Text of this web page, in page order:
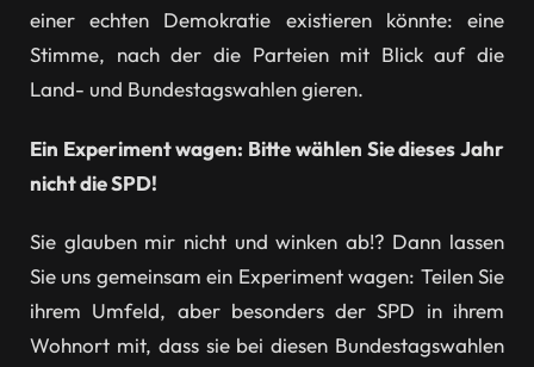
einer echten Demokratie existieren könnte: eine
Stimme, nach der die Parteien mit Blick auf die
Land- und Bundestagswahlen gieren.
Ein Experiment wagen: Bitte wählen Sie dieses Jahr
nicht die SPD!
Sie glauben mir nicht und winken ab!? Dann lassen
Sie uns gemeinsam ein Experiment wagen: Teilen Sie
ihrem Umfeld, aber besonders der SPD in ihrem
Wohnort mit, dass sie bei diesen Bundestagswahlen